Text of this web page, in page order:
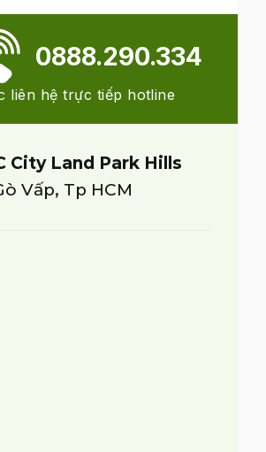
0888.290.334
liên hệ trực tiếp hotline
City Land Park Hills
Vấp, Tp HCM